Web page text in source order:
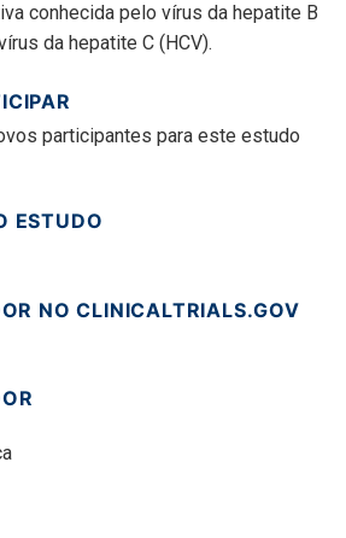
conhecida pelo vírus da hepatite B
da hepatite C (HCV).
participantes para este estudo
ESTUDO
NO CLINICALTRIALS.GOV